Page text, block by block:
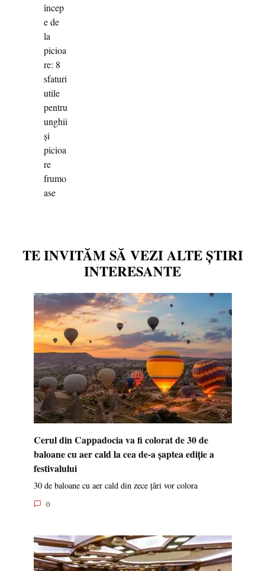
TE INVITĂM SĂ VEZI ALTE ȘTIRI
INTERESANTE
Cerul din Cappadocia va fi colorat de 30 de
baloane cu aer cald la cea de-a șaptea ediție a
festivalului
30 de baloane cu aer cald din zece țări vor colora
0